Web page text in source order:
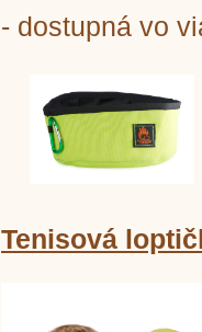
- dostupná vo
Tenisová